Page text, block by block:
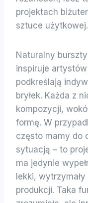
projektach
sztuce użytkowej.
Naturalny
inspiruje
podkreślają
bryłek. Każda z
kompozycji,
formę. W
często mamy do
sytuacją – to
ma jedynie
lekki,
produkcji. Taka